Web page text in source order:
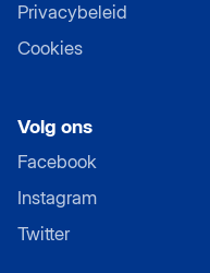
Privacybeleid
Cookies
Volg ons
Facebook
Instagram
Twitter